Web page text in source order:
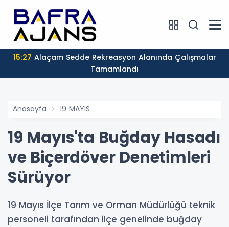
15:27
Tamamlandı
Anasayfa 19 MAYIS
19 Mayıs'ta Buğday Hasadı
ve Biçerdöver Denetimleri
Sürüyor
19 Mayıs İlçe Tarım ve Orman Müdürlüğü teknik
personeli tarafından ilçe genelinde buğday